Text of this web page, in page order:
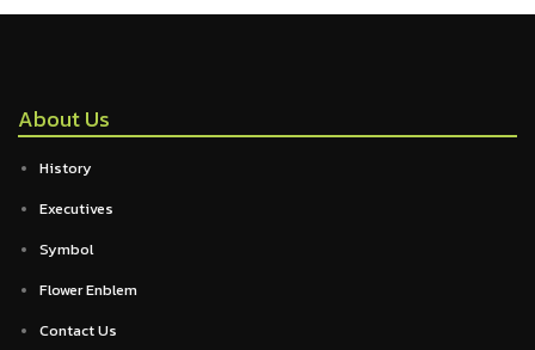
About Us
History
Executives
Symbol
Flower Enblem
Contact Us